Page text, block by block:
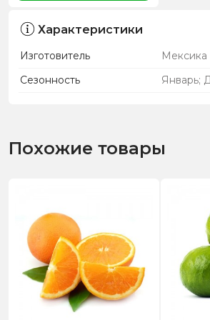
Характеристики
Изготовитель
Мексика
Сезонность
Январь;
Похожие товары